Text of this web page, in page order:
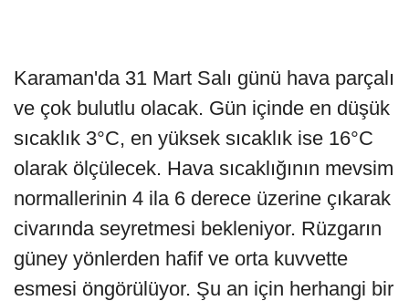
Karaman'da 31 Mart Salı günü hava parçalı
ve çok bulutlu olacak. Gün içinde en düşük
sıcaklık 3°C, en yüksek sıcaklık ise 16°C
olarak ölçülecek. Hava sıcaklığının mevsim
normallerinin 4 ila 6 derece üzerine çıkarak
civarında seyretmesi bekleniyor. Rüzgarın
güney yönlerden hafif ve orta kuvvette
esmesi öngörülüyor. Şu an için herhangi bir